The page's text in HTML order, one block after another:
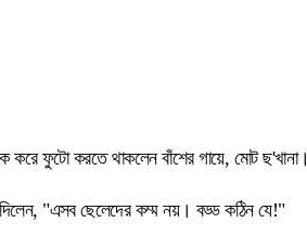
করে ফুটো করতে থাকলেন বাঁশের গায়ে, মোট ছ'খানা।
"এসব ছেলেদের কম্ম নয়। বড্ড কঠিন যে!"